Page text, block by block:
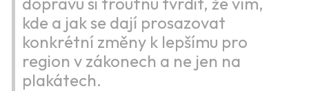
kde a jak se dají prosazovat
konkrétní změny k lepšímu pro
region v zákonech a ne jen na
plakátech.